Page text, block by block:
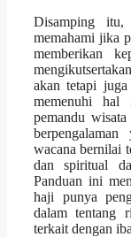
Disamping itu,
memahami jika
memberikan
akan tetapi
memenuhi hal
pemandu wisata
wacana bernilai
dan spiritual
Panduan ini
haji punya
dalam tentang
terkait dengan